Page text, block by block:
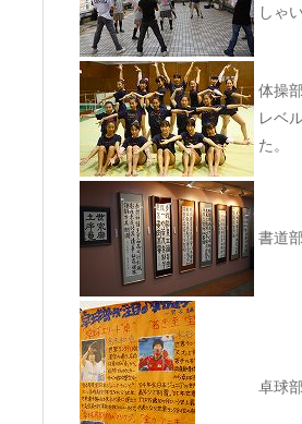
しゃ
体操
レベ
た。
書道
卓球